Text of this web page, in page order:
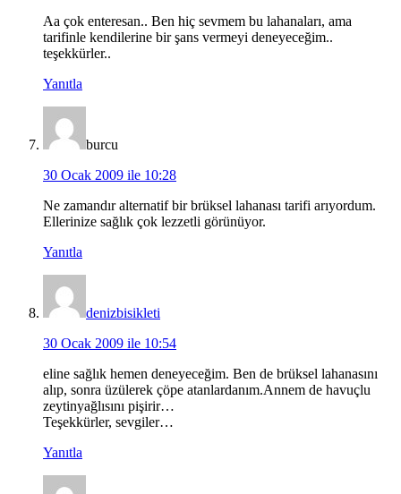
Aa çok enteresan.. Ben hiç sevmem bu lahanaları, ama
tarifinle kendilerine bir şans vermeyi deneyeceğim..
teşekkürler..
Yanıtla
burcu
30 Ocak 2009 ile 10:28
Ne zamandır alternatif bir brüksel lahanası tarifi arıyordum.
Ellerinize sağlık çok lezzetli görünüyor.
Yanıtla
denizbisikleti
30 Ocak 2009 ile 10:54
eline sağlık hemen deneyeceğim. Ben de brüksel lahanasını
alıp, sonra üzülerek çöpe atanlardanım.Annem de havuçlu
zeytinyağlısını pişirir…
Teşekkürler, sevgiler…
Yanıtla